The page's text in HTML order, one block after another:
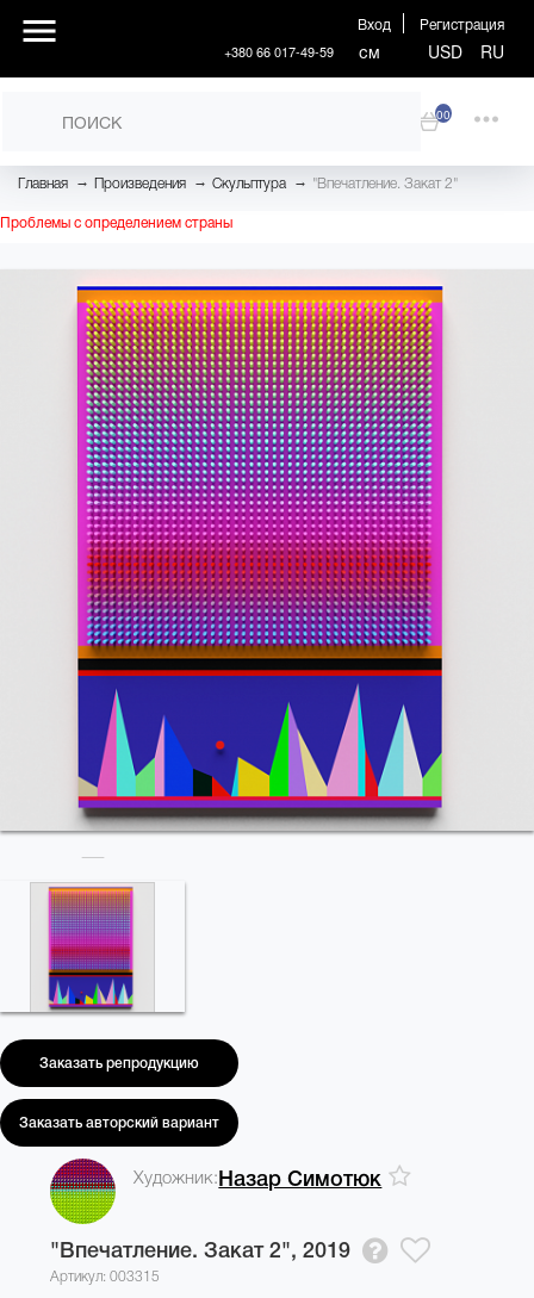
Вход Регистрация
+380 66 017-49-59 см USD RU
00
Главная → Произведения → Скульптура → "Впечатление. Закат 2"
Проблемы с определением страны
Заказать репродукцию
Заказать авторский вариант
Художник:Назар Симотюк
"Впечатление. Закат 2", 2019
Артикул: 003315